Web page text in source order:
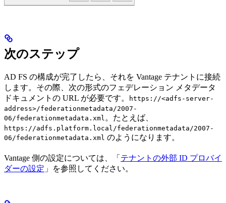
次のステップ
AD FS の構成が完了したら、それを Vantage テナントに接続
します。その際、次の形式のフェデレーション メタデータ
ドキュメントの URL が必要です。
https://<adfs-server-
address>/federationmetadata/2007-
06/federationmetadata.xml 。たとえば、
https://adfs.platform.local/federationmetadata/2007-
06/federationmetadata.xml のようになります。
Vantage 側の設定については、「 テナントの外部 ID プロバイ
ダーの設定 」を参照してください。